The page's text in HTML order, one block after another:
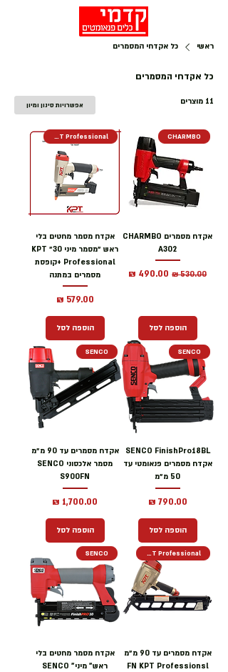
ראשי כל אקדחי המסמרים
כל אקדחי המסמרים
11 מוצרים אפשרויות סינון ומיון
CHARMBO
אקדח מסמרים CHARMBO
A302
מחיר רגיל מחיר מבצע
הוספה לסל
KPT Professional
אקדח מסמר מחטים בלי
ראש ״מסמר מיני 30״ KPT
Professional +קופסת
מסמרים במתנה
מחיר
הוספה לסל
SENCO
SENCO FinishPro18BL
אקדח מסמרים פנאומטי עד
50 מ״מ
מחיר
הוספה לסל
SENCO
אקדח מסמרים עד 90 מ״מ
מסמר אלכסוני SENCO
S900FN
מחיר
הוספה לסל
KPT Professional
אקדח מסמרים עד 90 מ״מ
FN KPT Professionsl
SENCO
אקדח מסמר מחטים בלי
ראש" מיני" SENCO